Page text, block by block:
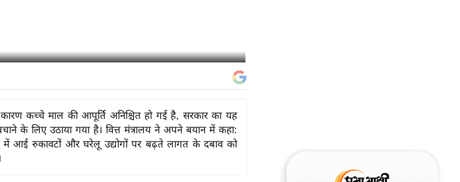
कारण कच्चे माल की आपूर्ति अनिश्चित हो गई है, सरकार का यह
के लिए उठाया गया है। वित्त मंत्रालय ने अपने बयान में कहा:
में आई रुकावटों और घरेलू उद्योगों पर बढ़ते लागत के दबाव को